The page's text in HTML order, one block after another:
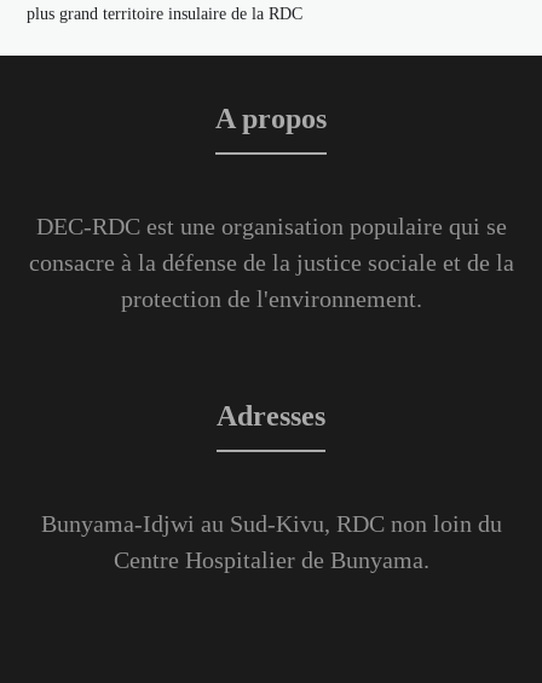
plus grand territoire insulaire de la RDC
A propos
DEC-RDC est une organisation populaire qui se
consacre à la défense de la justice sociale et de la
protection de l'environnement.
Adresses
Bunyama-Idjwi au Sud-Kivu, RDC non loin du
Centre Hospitalier de Bunyama.